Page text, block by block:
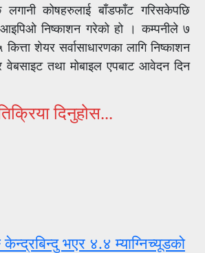
लगानी कोषहरुलाई बाँडफाँट गरिसकेपछि
आइपिओ निष्काशन गरेको हो । कम्पनीले ७
शेयर सर्वासाधारणका लागि निष्काशन
वेबसाइट तथा मोबाइल एपबाट आवेदन दिन
दिनुहोस...
केन्द्रबिन्दु भएर ४.४ म्याग्निच्यूडको